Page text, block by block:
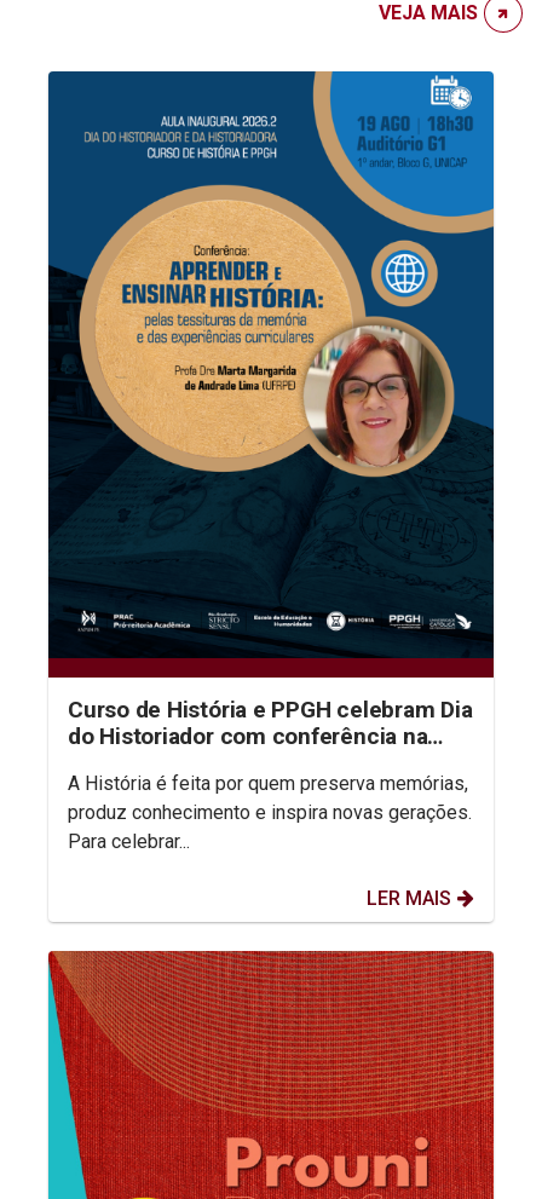
VEJA MAIS
Curso de História e PPGH celebram Dia
do Historiador com conferência na
A História é feita por quem preserva memórias,
produz conhecimento e inspira novas gerações.
Para celebrar...
LER MAIS